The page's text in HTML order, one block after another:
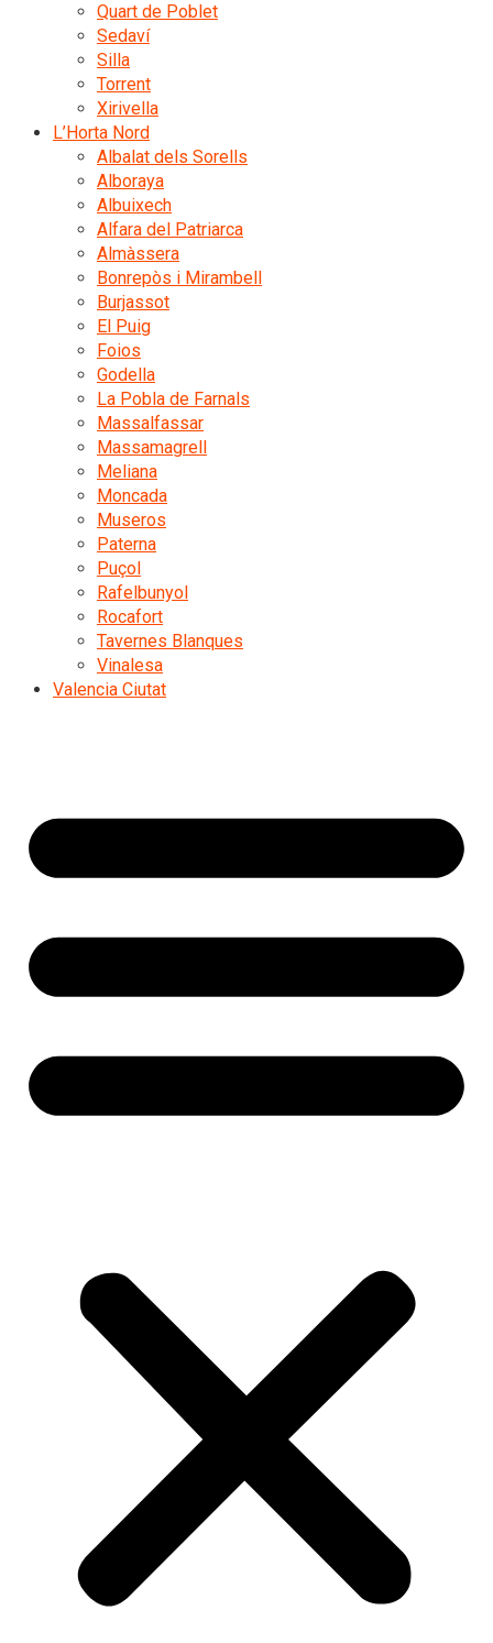
Quart de Poblet
Sedaví
Silla
Torrent
Xirivella
L’Horta Nord
Albalat dels Sorells
Alboraya
Albuixech
Alfara del Patriarca
Almàssera
Bonrepòs i Mirambell
Burjassot
El Puig
Foios
Godella
La Pobla de Farnals
Massalfassar
Massamagrell
Meliana
Moncada
Museros
Paterna
Puçol
Rafelbunyol
Rocafort
Tavernes Blanques
Vinalesa
Valencia Ciutat